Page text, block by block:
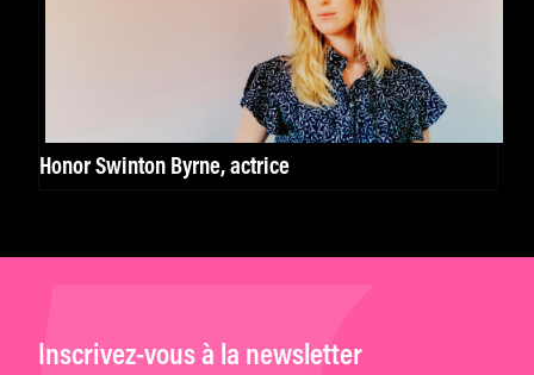
Honor Swinton Byrne, actrice
Inscrivez-vous à la newsletter